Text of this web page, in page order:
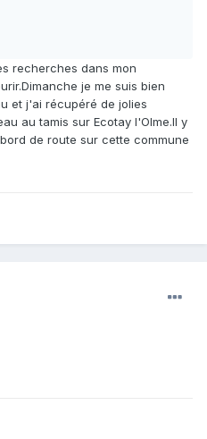
recherches dans mon
je me suis bien
et j'ai récupéré de jolies
au tamis sur Ecotay l'Olme.Il y
de route sur cette commune